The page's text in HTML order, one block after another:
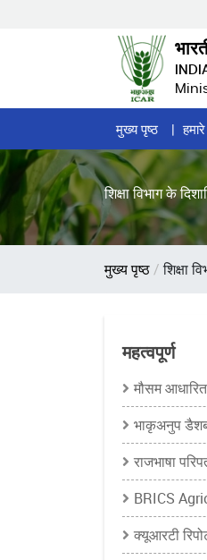
Home
Page
Menu
मुख्य पृष्ठ
शिक्षा विभाग के
पग
मुख्य पृष्ठ शिक्षा
महत्वपूर्ण
मौसम
भाकृअनुप
राजभाषा
BRICS
क्यूआरटी